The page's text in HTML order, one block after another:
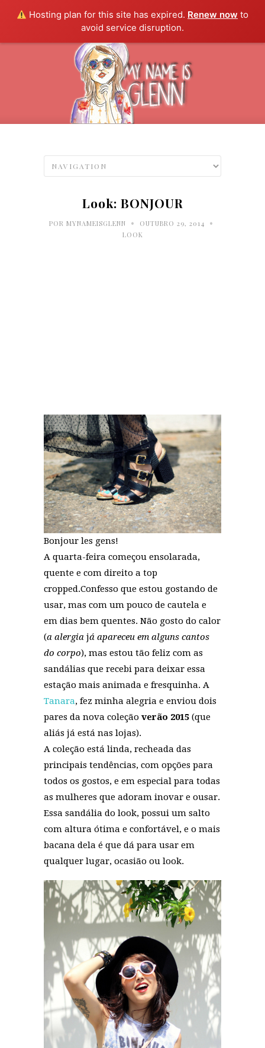
Hosting plan for this site has expired. Renew now to
avoid service disruption.
Look: BONJOUR
POR MYNAMEISGLENN • OUTUBRO 29, 2014 •
LOOK
Bonjour les gens!
A quarta-feira começou ensolarada,
quente e com direito a top
cropped.Confesso que estou gostando de
usar, mas com um pouco de cautela e
em dias bem quentes. Não gosto do calor
(a alergia já apareceu em alguns cantos
do corpo), mas estou tão feliz com as
sandálias que recebi para deixar essa
estação mais animada e fresquinha. A
Tanara, fez minha alegria e enviou dois
pares da nova coleção verão 2015 (que
aliás já está nas lojas).
A coleção está linda, recheada das
principais tendências, com opções para
todos os gostos, e em especial para todas
as mulheres que adoram inovar e ousar.
Essa sandália do look, possui um salto
com altura ótima e confortável, e o mais
bacana dela é que dá para usar em
qualquer lugar, ocasião ou look.